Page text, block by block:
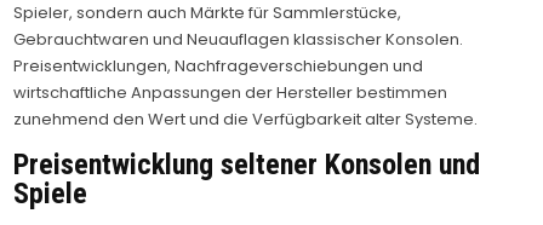
Spieler, sondern auch Märkte für Sammlerstücke,
Gebrauchtwaren und Neuauflagen klassischer Konsolen.
Preisentwicklungen, Nachfrageverschiebungen und
wirtschaftliche Anpassungen der Hersteller bestimmen
zunehmend den Wert und die Verfügbarkeit alter Systeme.
Preisentwicklung seltener Konsolen und
Spiele